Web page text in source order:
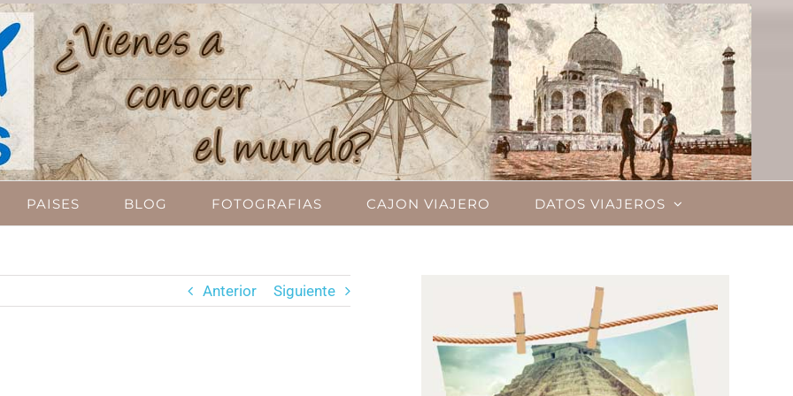
PAISES BLOG FOTOGRAFIAS CAJON VIAJERO DATOS VIAJEROS
Anterior Siguiente